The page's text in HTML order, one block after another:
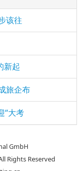
该往
新起
旅企布
“大考
GmbH
Rights Reserved